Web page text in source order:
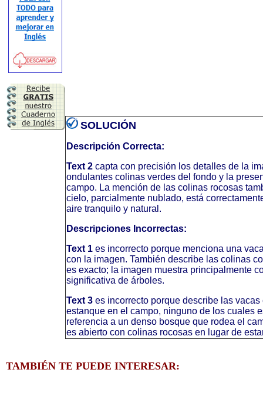
SOLUCIÓN
Descripción Correcta:
Text 2 capta con precisión los detalles de la
ondulantes colinas verdes del fondo y la
campo. La mención de las colinas rocosas
cielo, parcialmente nublado, está
aire tranquilo y natural.
Descripciones Incorrectas:
Text 1 es incorrecto porque menciona una
con la imagen. También describe las colinas
es exacto; la imagen muestra principalmente
significativa de árboles.
Text 3 es incorrecto porque describe las
estanque en el campo, ninguno de los cuales
referencia a un denso bosque que rodea el
es abierto con colinas rocosas en lugar de
TAMBIÉN TE PUEDE INTERESAR: